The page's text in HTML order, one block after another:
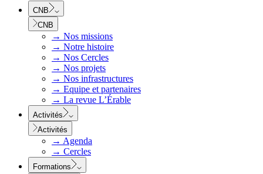
CNB
CNB
→ Nos missions
→ Notre histoire
→ Nos Cercles
→ Nos projets
→ Nos infrastructures
→ Equipe et partenaires
→ La revue L’Érable
Activités
Activités
→ Agenda
→ Cercles
Formations